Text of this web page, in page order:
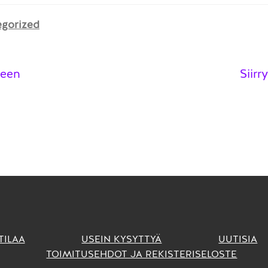
USEIN KYSYTTYÄ UUTISIA
TOIMITUSEHDOT JA REKISTERISELOSTE